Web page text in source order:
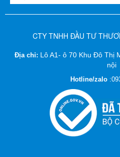
CTY TNHH ĐẦU TƯ
Địa chỉ: Lô A1- ô 70 Khu Đô Thị
nội
Hotline/zalo :